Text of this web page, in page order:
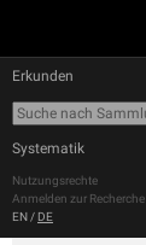
Erkunden
Systematik
Nutzungsrechte
Anmelden zur Recherche
EN / DE